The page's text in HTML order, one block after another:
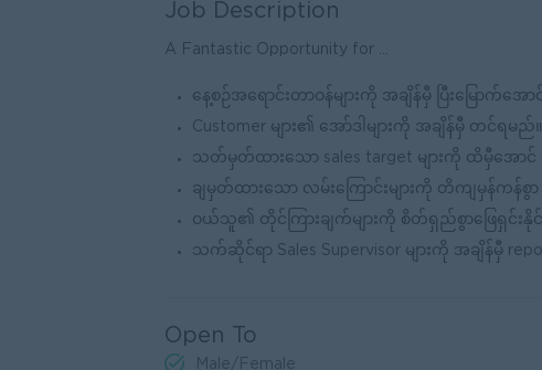
Job Description
A Fantastic Opportunity for ...
နေ့စဉ်အရောင်းတာဝန်များကို အချိန်မှီ ပြီးမြောက်အ
Customer များ၏ ‌အော်ဒါများကို အချိန်မှီ တင်ရမည်။
သတ်မှတ်ထားသော sales target များကို ထိမှီအောင်
ချမှတ်ထားသော လမ်းကြောင်းများကို တိကျမှန်ကန်စွ
ဝယ်သူ၏ တိုင်ကြားချက်များကို စိတ်ရှည်စွာဖြေရှင်းနို
သက်ဆိုင်ရာ Sales Supervisor များကို အချိန်မှီ
Open To
Male/Female